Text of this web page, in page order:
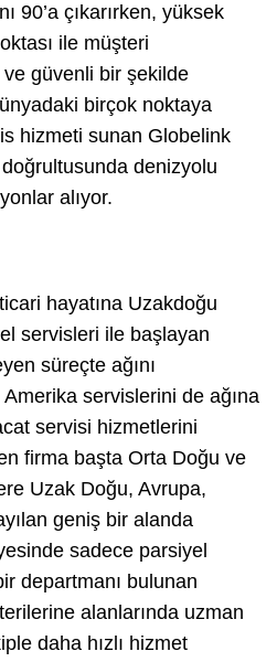
90’a çıkarırken, yüksek
ile müşteri
ve güvenli bir şekilde
birçok noktaya
hizmeti sunan Globelink
denizyolu
alıyor.
hayatına Uzakdoğu
servisleri ile başlayan
süreçte ağını
servislerini de ağına
servisi hizmetlerini
firma başta Orta Doğu ve
Uzak Doğu, Avrupa,
geniş bir alanda
sadece parsiyel
departmanı bulunan
alanlarında uzman
daha hızlı hizmet